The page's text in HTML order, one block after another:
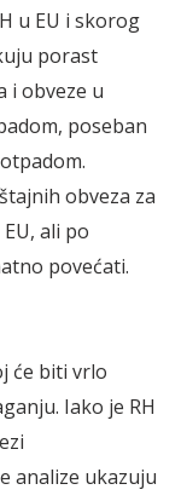
u EU i skorog
porast
i obveze u
poseban
obveza za
ali po
povećati.
će biti vrlo
Iako je RH
analize ukazuju